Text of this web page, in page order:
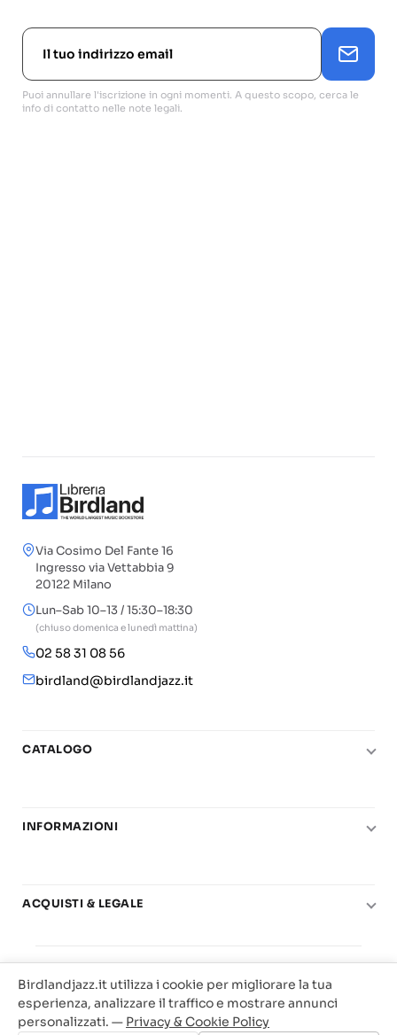
Puoi annullare l'iscrizione in ogni momenti. A questo scopo, cerca le
info di contatto nelle note legali.
Via Cosimo Del Fante 16
Ingresso via Vettabbia 9
20122 Milano
Lun–Sab 10–13 / 15:30–18:30
(chiuso domenica e lunedì mattina)
02 58 31 08 56
birdland@birdlandjazz.it
CATALOGO
Chitarra
Basi play-along
Offerte
INFORMAZIONI
Carta del Docente
ACQUISTI & LEGALE
Privacy & Cookie
Traccia il tuo ordine
Birdland Milano. P.Iva 12093700156
Web Agency Milano
Birdlandjazz.it utilizza i cookie per migliorare la tua
esperienza, analizzare il traffico e mostrare annunci
personalizzati. — Privacy & Cookie Policy